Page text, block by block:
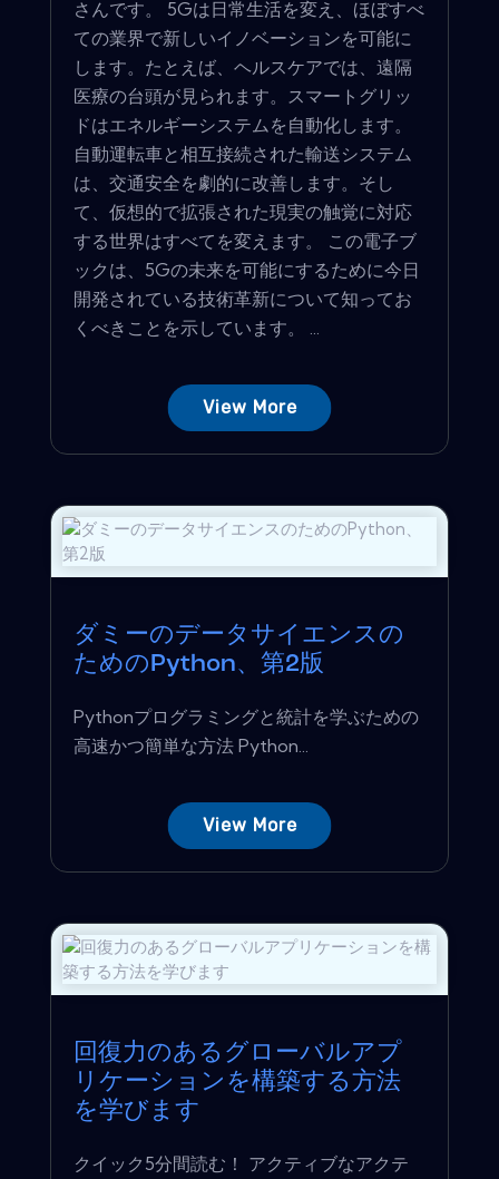
さんです。 5Gは日常生活を変え、ほぼすべ
ての業界で新しいイノベーションを可能に
します。たとえば、ヘルスケアでは、遠隔
医療の台頭が見られます。スマートグリッ
ドはエネルギーシステムを自動化します。
自動運転車と相互接続された輸送システム
は、交通安全を劇的に改善します。そし
て、仮想的で拡張された現実の触覚に対応
する世界はすべてを変えます。 この電子ブ
ックは、5Gの未来を可能にするために今日
開発されている技術革新について知ってお
くべきことを示しています。 ...
View More
ダミーのデータサイエンスの
ためのPython、第2版
Pythonプログラミングと統計を学ぶための
高速かつ簡単な方法 Python...
View More
回復力のあるグローバルアプ
リケーションを構築する方法
を学びます
クイック5分間読む！ アクティブなアクテ